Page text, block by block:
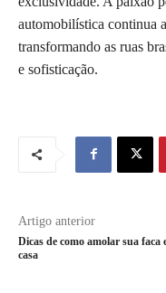
automobilística continua
transformando as ruas
e sofisticação.
Artigo anterior
Dicas de como amolar sua faca
casa